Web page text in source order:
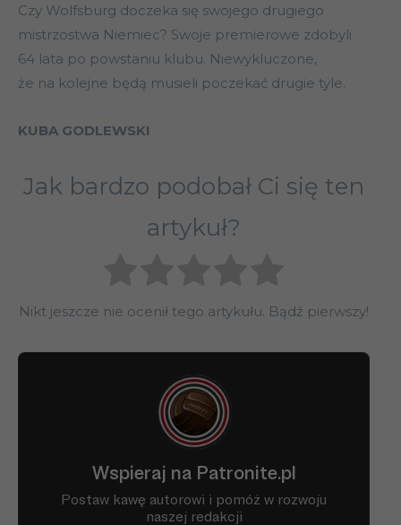
Czy Wolfsburg doczeka się swojego drugiego
mistrzostwa Niemiec? Swoje premierowe zdobyli
64 lata po powstaniu klubu. Niewykluczone,
że na kolejne będą musieli poczekać drugie tyle.
KUBA GODLEWSKI
Jak bardzo podobał Ci się ten
artykuł?
Nikt jeszcze nie ocenił tego artykułu. Bądź pierwszy!